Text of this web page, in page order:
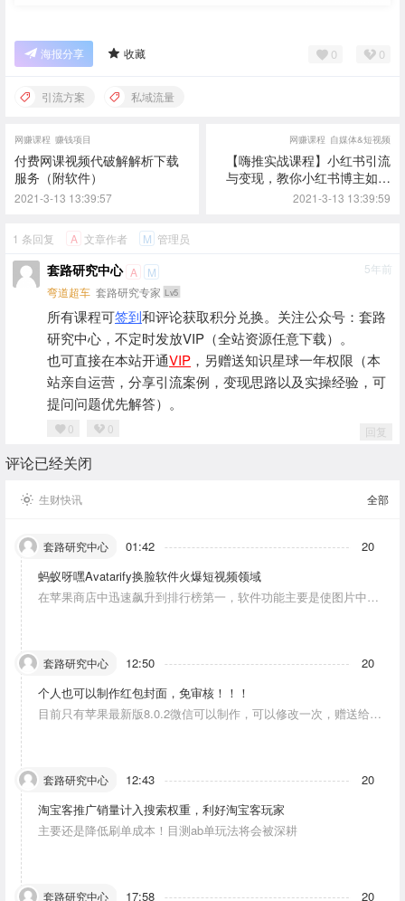
海报分享 收藏 0 0
引流方案 私域流量
网赚课程 赚钱项目
付费网课视频代破解解析下载
服务（附软件）
2021-3-13 13:39:57
网赚课程 自媒体&短视频
【嗨推实战课程】小红书引流
与变现，教你小红书博主如何
赚钱
2021-3-13 13:39:59
1 条回复 A 文章作者 M 管理员
套路研究中心 A
M
弯道超车 套路研究专家 Lv5
5年前
所有课程可签到和评论获取积分兑换。关注公众号：套路
研究中心，不定时发放VIP（全站资源任意下载）。
也可直接在本站开通VIP ，另赠送知识星球一年权限（本
站亲自运营，分享引流案例，变现思路以及实操经验，可
提问问题优先解答）。
0 0 回复
评论已经关闭
生财快讯 全部
套路研究中心 01:42
20
蚂蚁呀嘿Avatarify换脸软件火爆短视频领域
在苹果商店中迅速飙升到排行榜第一，软件功能主要是使图片中的
套路研究中心 12:50
20
个人也可以制作红包封面，免审核！！！
目前只有苹果最新版8.0.2微信可以制作，可以修改一次，赠送给10
套路研究中心 12:43
20
淘宝客推广销量计入搜索权重，利好淘宝客玩家
主要还是降低刷单成本！目测ab单玩法将会被深耕
套路研究中心 17:58 20